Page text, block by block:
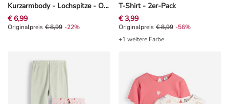
Kurzarmbody - Lochspitze - Off-White
€ 6,99
Originalpreis € 8,99, Rabat -22%
Originalpreis € 8,99 -22%
T-Shirt - 2er-Pack
€ 3,99
Originalpreis € 8,99, Rabat -56%
Originalpreis € 8,99 -56%
+1 weitere Farbe